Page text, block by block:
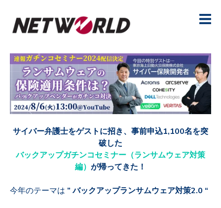
サイバー弁護士をゲストに招き、事前申込1,100名を突
破した
バックアップガチンコセミナー（ランサムウェア対策
編） が帰ってきた！
今年のテーマは ” バックアップランサムウェア対策2.0 “